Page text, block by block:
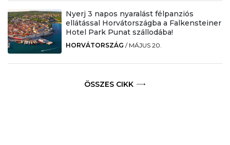
Nyerj 3 napos nyaralást félpanziós
ellátással Horvátországba a Falkensteiner
Hotel Park Punat szállodába!
HORVÁTORSZÁG / MÁJUS 20.
ÖSSZES CIKK